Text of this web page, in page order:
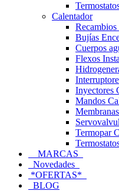
Calentador
Bujías
Cuerpos
Flexos
Inyectores
Mandos
Termopar
MARCAS
Novedades
*OFERTAS*
BLOG